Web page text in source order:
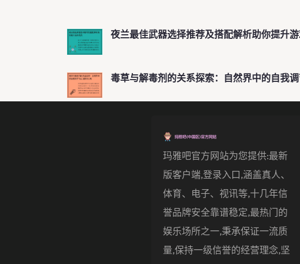
夜兰最佳武器选择推荐及搭配解析助你提升
毒草与解毒剂的关系探索：自然界中的自我
玛雅吧官方网站为您提供:最新
版客户端,登录入口,涵盖真人、
体育、电子、视讯等,十几年信
誉品牌安全靠谱稳定,最热门的
娱乐场所之一,秉承保证一流质
量,保持一级信誉的经营理念,坚